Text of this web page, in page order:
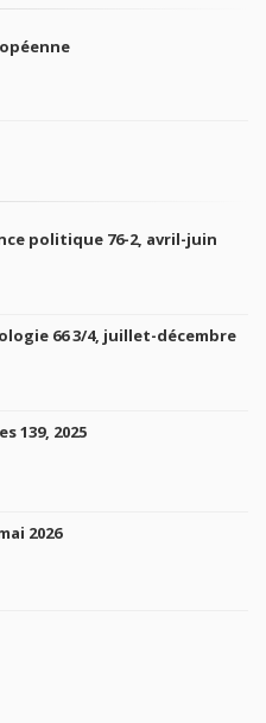
politique 76-2, avril-juin
66 3/4, juillet-décembre
139, 2025
2026